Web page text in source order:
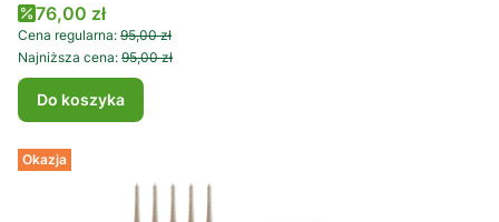
Cena promocyjna
76,00 zł
Cena regularna: 95,00 zł
Najniższa cena: 95,00 zł
Do koszyka
Okazja